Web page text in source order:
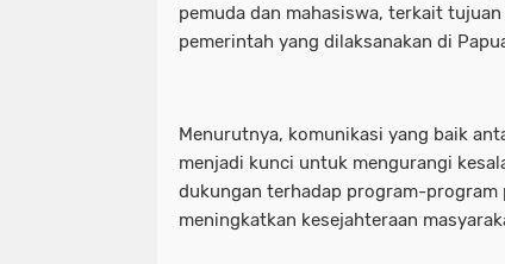
pemuda dan mahasiswa, terkait
pemerintah yang dilaksanakan di
Menurutnya, komunikasi yang baik
menjadi kunci untuk mengurangi
dukungan terhadap program-program
meningkatkan kesejahteraan